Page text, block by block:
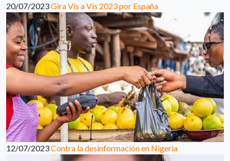
20/07/2023Gira Vis a Vis 2023 por España
12/07/2023Contra la desinformación en Nigeria